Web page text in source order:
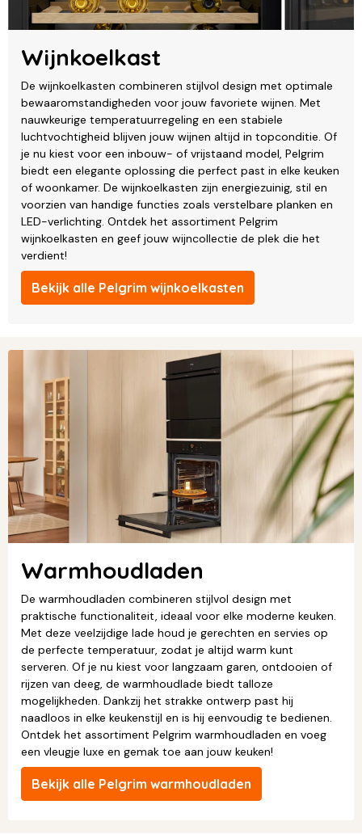
Wijnkoelkast
De wijnkoelkasten combineren stijlvol design met optimale
bewaaromstandigheden voor jouw favoriete wijnen. Met
nauwkeurige temperatuurregeling en een stabiele
luchtvochtigheid blijven jouw wijnen altijd in topconditie. Of
je nu kiest voor een inbouw- of vrijstaand model, Pelgrim
biedt een elegante oplossing die perfect past in elke keuken
of woonkamer. De wijnkoelkasten zijn energiezuinig, stil en
voorzien van handige functies zoals verstelbare planken en
LED-verlichting. Ontdek het assortiment Pelgrim
wijnkoelkasten en geef jouw wijncollectie de plek die het
verdient!
Bekijk alle Pelgrim wijnkoelkasten
Warmhoudladen
De warmhoudladen combineren stijlvol design met
praktische functionaliteit, ideaal voor elke moderne keuken.
Met deze veelzijdige lade houd je gerechten en servies op
de perfecte temperatuur, zodat je altijd warm kunt
serveren. Of je nu kiest voor langzaam garen, ontdooien of
rijzen van deeg, de warmhoudlade biedt talloze
mogelijkheden. Dankzij het strakke ontwerp past hij
naadloos in elke keukenstijl en is hij eenvoudig te bedienen.
Ontdek het assortiment Pelgrim warmhoudladen en voeg
een vleugje luxe en gemak toe aan jouw keuken!
Bekijk alle Pelgrim warmhoudladen